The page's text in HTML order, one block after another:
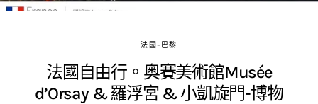
法國-巴黎
法國自由行。奧賽美術館Musée
d’Orsay & 羅浮宮 & 小凱旋門-博物